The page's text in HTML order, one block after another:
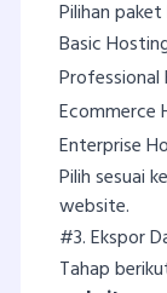
Pilihan
Basic
Professional
Ecommerce
Enterprise
Pilih sesuai
website.
#3. Ekspor
Tahap